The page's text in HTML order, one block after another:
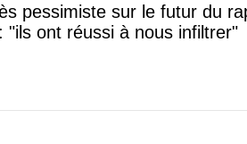
pessimiste sur le futur du
"ils ont réussi à nous infiltrer"